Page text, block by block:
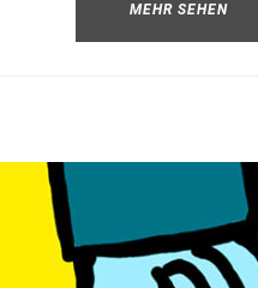
MEHR SEHEN